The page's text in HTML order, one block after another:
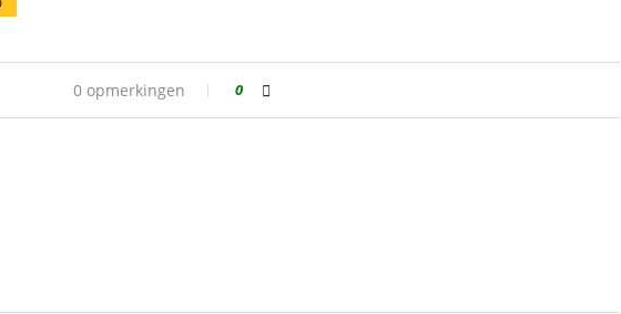
0 opmerkingen 0